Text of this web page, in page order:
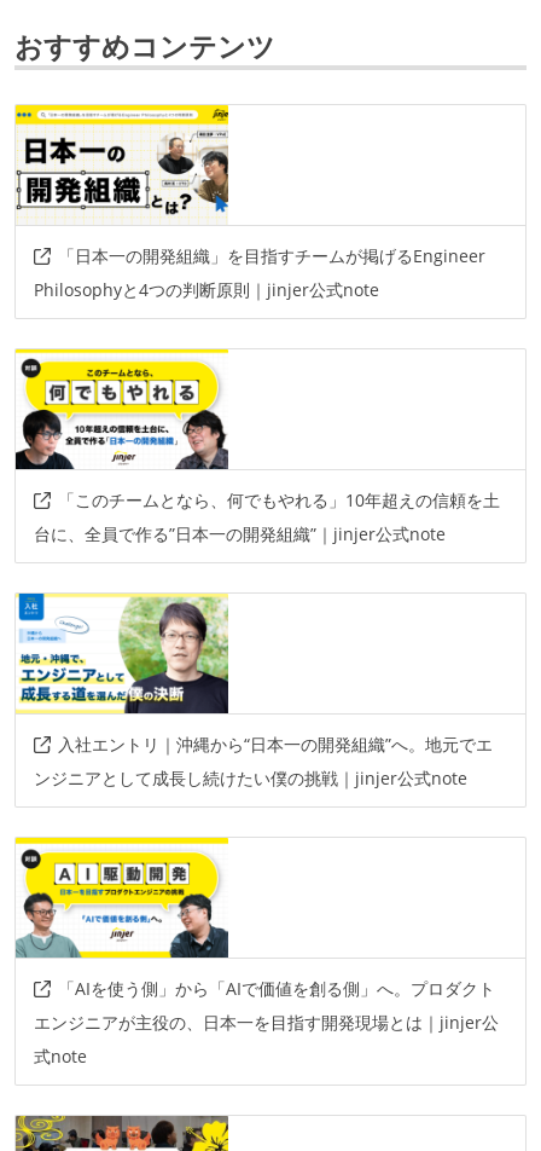
おすすめコンテンツ
「日本一の開発組織」を目指すチームが掲げるEngineer
Philosophyと4つの判断原則｜jinjer公式note
「このチームとなら、何でもやれる」10年超えの信頼を土
台に、全員で作る”日本一の開発組織”｜jinjer公式note
入社エントリ｜沖縄から“日本一の開発組織”へ。地元でエ
ンジニアとして成長し続けたい僕の挑戦｜jinjer公式note
「AIを使う側」から「AIで価値を創る側」へ。プロダクト
エンジニアが主役の、日本一を目指す開発現場とは｜jinjer公
式note